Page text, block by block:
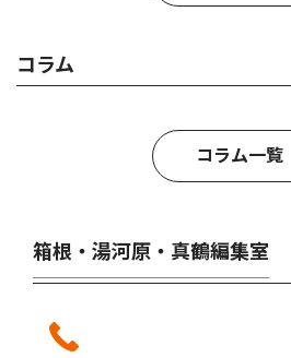
コラム
コラム一覧
箱根・湯河原・真鶴編集室